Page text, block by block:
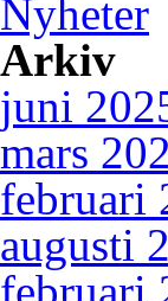
Nyheter
Arkiv
juni
mars
februari
augusti